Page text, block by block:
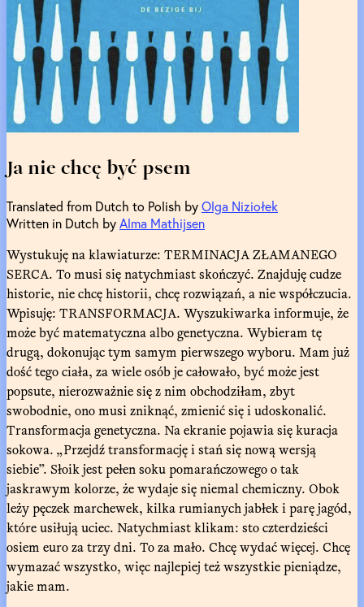
Ja nie chcę być psem
Translated from Dutch to Polish byOlga Niziołek
Written in Dutch byAlma Mathijsen
Wystukuję na klawiaturze: TERMINACJA ZŁAMANEGO
SERCA. To musi się natychmiast skończyć. Znajduję cudze
historie, nie chcę historii, chcę rozwiązań, a nie współczucia.
Wpisuję: TRANSFORMACJA. Wyszukiwarka informuje, że
może być matematyczna albo genetyczna. Wybieram tę
drugą, dokonując tym samym pierwszego wyboru. Mam już
dość tego ciała, za wiele osób je całowało, być może jest
popsute, nierozważnie się z nim obchodziłam, zbyt
swobodnie, ono musi zniknąć, zmienić się i udoskonalić.
Transformacja genetyczna. Na ekranie pojawia się kuracja
sokowa. „Przejdź transformację i stań się nową wersją
siebie”. Słoik jest pełen soku pomarańczowego o tak
jaskrawym kolorze, że wydaje się niemal chemiczny. Obok
leży pęczek marchewek, kilka rumianych jabłek i parę jagód,
które usiłują uciec. Natychmiast klikam: sto czterdzieści
osiem euro za trzy dni. To za mało. Chcę wydać więcej. Chcę
wymazać wszystko, więc najlepiej też wszystkie pieniądze,
jakie mam.